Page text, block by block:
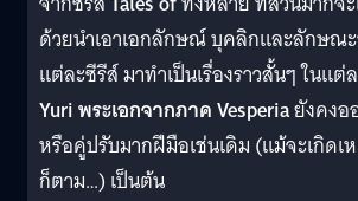
ด้วยนำเอาเอกลักษณ์ บุคลิกและลักษณ
แต่ละซีรีส์ มาทำเป็นเรื่องราวสั้นๆ ในแ
Yuri พระเอกจากภาค Vesperiaยังคงอ
หรือคู่ปรับมากฝีมือเช่นเดิม (แม้จะเกิด
ก็ตาม…) เป็นต้น